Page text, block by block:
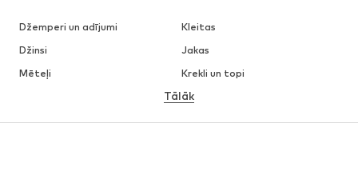
Džemperi un adījumi
Kleitas
Džinsi
Jakas
Mēteļi
Krekli un topi
Apakšveļa
Svārki
Blūzes un tunikas
Tālāk